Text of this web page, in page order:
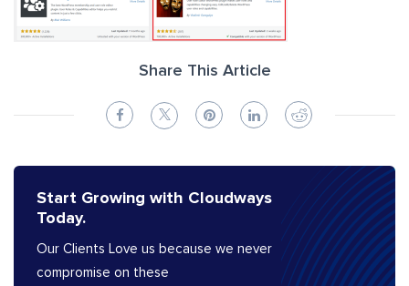
Share This Article
Start Growing with Cloudways
Today.
Our Clients Love us because we never
compromise on these